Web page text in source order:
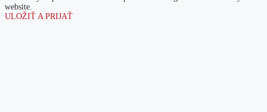
website.
ULOŽIŤ A PRIJAŤ